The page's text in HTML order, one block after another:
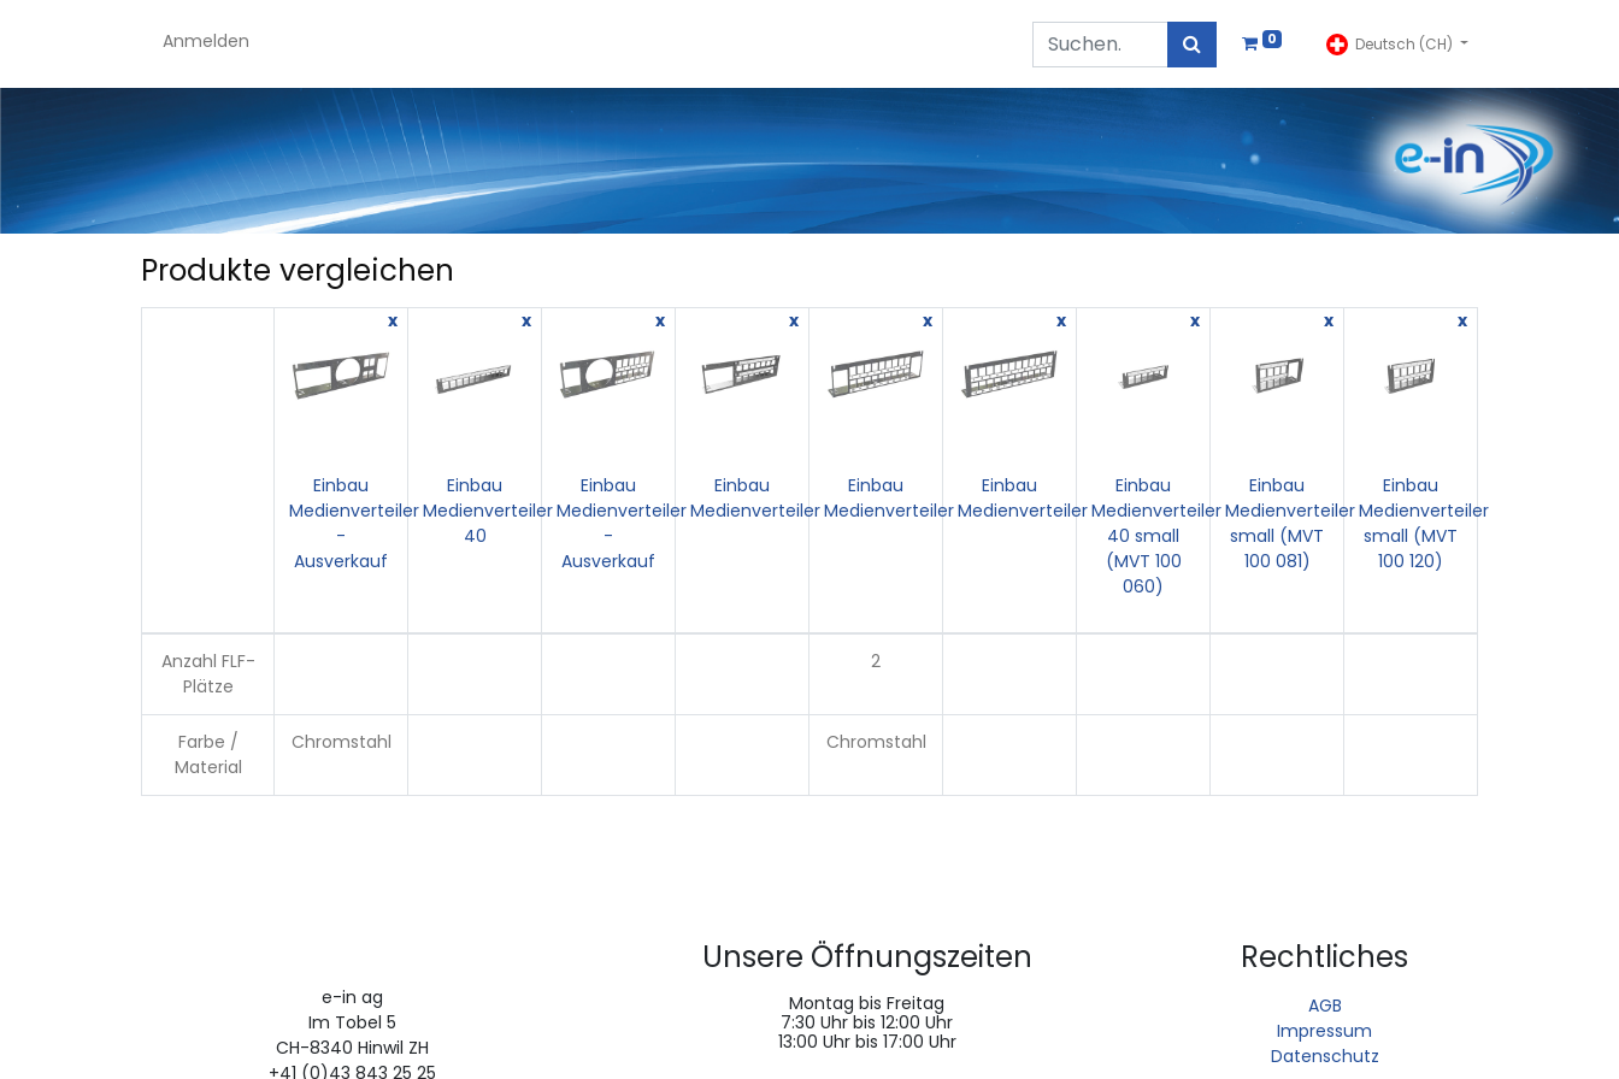
Anmelden 0 Deutsch (CH)
Produkte vergleichen
x x x x x x x x x
Einbau
Medienverteiler
-
Ausverkauf
Einbau
Medienverteiler
40
Einbau
Medienverteiler
-
Ausverkauf
Einbau
Medienverteiler
Einbau
Medienverteiler
Einbau
Medienverteiler
Einbau
Medienverteiler
40 small
(MVT 100
060)
Einbau
Medienverteiler
small (MVT
100 081)
Einbau
Medienverteiler
small (MVT
100 120)
Anzahl FLF-
Plätze
2
Farbe /
Material
Chromstahl Chromstahl
e-in ag
Im Tobel 5
CH-8340 Hinwil ZH
+41 (0)43 843 25 25
Unsere Öffnungszeiten
Montag bis Freitag
7:30 Uhr bis 12:00 Uhr
13:00 Uhr bis 17:00 Uhr
Rechtliches
AGB
Impressum
Datenschutz